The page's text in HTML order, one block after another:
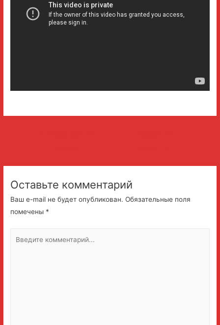
записям
Оставьте комментарий
Ваш e-mail не будет опубликован. Обязательные поля
помечены *